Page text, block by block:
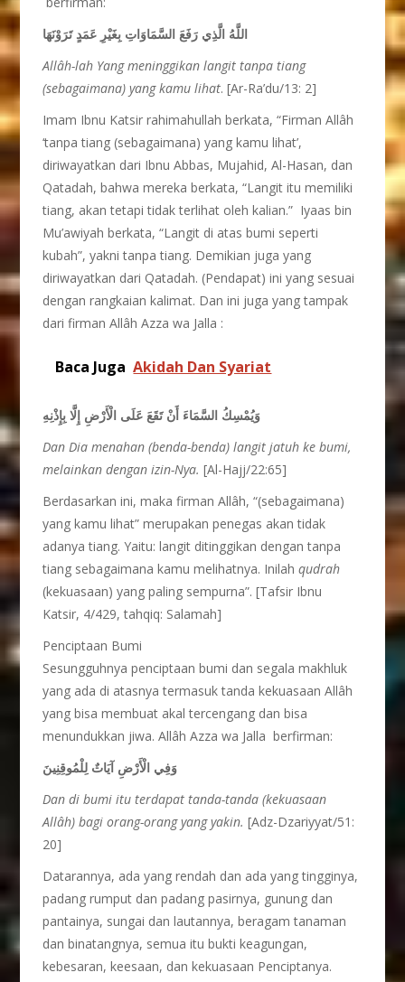
اللَّهُ الَّذِي رَفَعَ السَّمَاوَاتِ بِغَيْرِ عَمَدٍ تَرَوْنَهَا
Allâh-lah Yang meninggikan langit tanpa tiang
(sebagaimana) yang kamu lihat. [Ar-Ra’du/13: 2]
Imam Ibnu Katsir rahimahullah berkata, “Firman Allâh
‘tanpa tiang (sebagaimana) yang kamu lihat’,
diriwayatkan dari Ibnu Abbas, Mujahid, Al-Hasan, dan
Qatadah, bahwa mereka berkata, “Langit itu memiliki
tiang, akan tetapi tidak terlihat oleh kalian.” Iyaas bin
Mu’awiyah berkata, “Langit di atas bumi seperti
kubah”, yakni tanpa tiang. Demikian juga yang
diriwayatkan dari Qatadah. (Pendapat) ini yang sesuai
dengan rangkaian kalimat. Dan ini juga yang tampak
dari firman Allâh Azza wa Jalla :
Baca Juga Akidah Dan Syariat
وَيُمْسِكُ السَّمَاءَ أَنْ تَقَعَ عَلَى الْأَرْضِ إِلَّا بِإِذْنِهِ
Dan Dia menahan (benda-benda) langit jatuh ke bumi,
melainkan dengan izin-Nya. [Al-Hajj/22:65]
Berdasarkan ini, maka firman Allâh, “(sebagaimana)
yang kamu lihat” merupakan penegas akan tidak
adanya tiang. Yaitu: langit ditinggikan dengan tanpa
tiang sebagaimana kamu melihatnya. Inilahqudrah
(kekuasaan) yang paling sempurna”. [Tafsir Ibnu
Katsir, 4/429, tahqiq: Salamah]
Penciptaan Bumi
Sesungguhnya penciptaan bumi dan segala makhluk
yang ada di atasnya termasuk tanda kekuasaan Allâh
yang bisa membuat akal tercengang dan bisa
menundukkan jiwa. Allâh Azza wa Jalla berfirman:
وَفِي الْأَرْضِ آيَاتٌ لِلْمُوقِنِينَ
Dan di bumi itu terdapat tanda-tanda (kekuasaan
Allâh) bagi orang-orang yang yakin.[Adz-Dzariyyat/51:
20]
Datarannya, ada yang rendah dan ada yang tingginya,
padang rumput dan padang pasirnya, gunung dan
pantainya, sungai dan lautannya, beragam tanaman
dan binatangnya, semua itu bukti keagungan,
kebesaran, keesaan, dan kekuasaan Penciptanya.